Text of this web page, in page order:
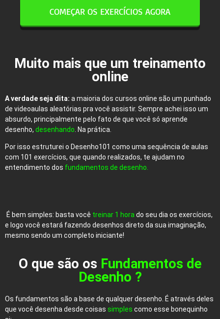
COMEÇAR OS EXERCÍCIOS AGORA
Muito mais que um treinamento
online
A verdade seja dita: a maioria dos cursos online são um punhado
de videoaulas aleatórias pra você assistir. Sempre achei isso um
absurdo, principalmente pelo fato de que você só aprende
desenho, desenhando. Na prática.
Por isso estruturei o Desenho101 como uma sequência de aulas
com 101 exercícios, que quando realizados, te ajudam no
entendimento dos fundamentos de desenho.
É bem simples: basta você treinar 1 horado seu dia os exercícios,
e logo você estará fazendo desenhos direto da sua imaginação,
mesmo sendo um completo iniciante!
O que são os Fundamentos de
Desenho ?
Os fundamentos são a base de qualquer desenho. É através deles
que você desenha desde coisas simples como esse bonequinho